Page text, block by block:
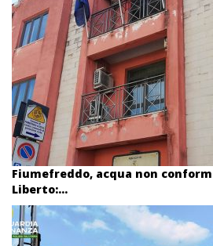
Fiumefreddo, acqua non
Liberto:...